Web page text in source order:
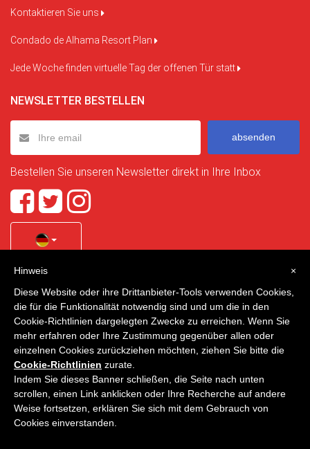
Kontaktieren Sie uns
Condado de Alhama Resort Plan
Jede Woche finden virtuelle Tag der offenen Tür statt
NEWSLETTER BESTELLEN
absenden
Bestellen Sie unseren Newsletter direkt in Ihre Inbox
Quality Homes Costa Calida is a registered trademark of
La Manga Holiday Home SL duly registered with CIF / tax
no. B-30750053 and address: Bella Luz 07-05, 30389 La
Manga Club, Cartagena, Murcia, Spain.
Quality Homes Costa Cálida - Alle Rechte vorbehalten
Datenschutz Kontakt
×
Hinweis
Diese Website oder ihre Drittanbieter-Tools verwenden Cookies,
die für die Funktionalität notwendig sind und um die in den
Cookie-Richtlinien dargelegten Zwecke zu erreichen. Wenn Sie
mehr erfahren oder Ihre Zustimmung gegenüber allen oder
einzelnen Cookies zurückziehen möchten, ziehen Sie bitte die
Cookie-Richtlinien zurate.
Indem Sie dieses Banner schließen, die Seite nach unten
scrollen, einen Link anklicken oder Ihre Recherche auf andere
Weise fortsetzen, erklären Sie sich mit dem Gebrauch von
Cookies einverstanden.